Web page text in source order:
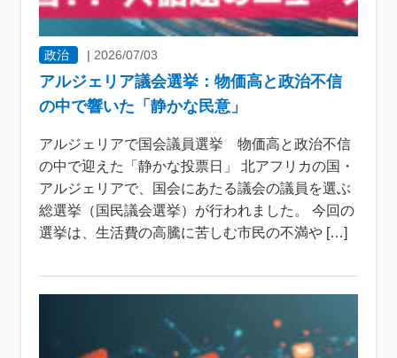
政治 |2026/07/03
アルジェリア議会選挙：物価高と政治不信
の中で響いた「静かな民意」
アルジェリアで国会議員選挙 物価高と政治不信
の中で迎えた「静かな投票日」 北アフリカの国・
アルジェリアで、国会にあたる議会の議員を選ぶ
総選挙（国民議会選挙）が行われました。 今回の
選挙は、生活費の高騰に苦しむ市民の不満や […]